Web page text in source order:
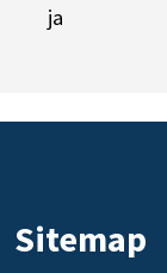
ja
Sitemap